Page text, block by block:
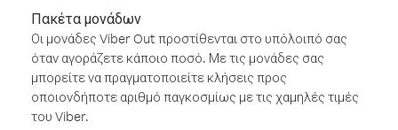
Πακέτα μονάδων
Οι μονάδες Viber Out προστίθενται στο υπόλοιπό σας
όταν αγοράζετε κάποιο ποσό. Με τις μονάδες σας
μπορείτε να πραγματοποιείτε κλήσεις προς
οποιονδήποτε αριθμό παγκοσμίως με τις χαμηλές τιμές
του Viber.